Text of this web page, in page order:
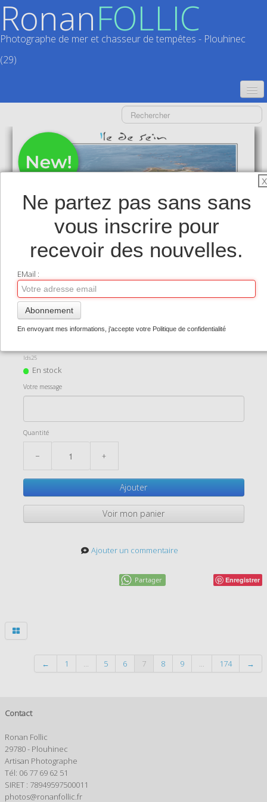
RonanFOLLIC
Photographe de mer et chasseur de tempêtes - Plouhinec
(29)
CATALOGUES
CALENDRIERS▼
LIVRES▼
TIRAGES SUPPORTS HAUT DE GAMME
CONTACT
0
L'Ile de Sein vue du Ciel 2
Ids25
En stock
Votre message
Quantité
− +
Ajouter
Voir mon panier
Ajouter un commentaire
Enregistrer
Partager
← 1 ... 5 6 7 8 9 ... 174 →
Contact
Ronan Follic
29780 - Plouhinec
Artisan Photographe
Tél: 06 77 69 62 51
SIRET : 78949597500011
photos@ronanfollic.fr
X
Ne partez pas sans sans
vous inscrire pour
recevoir des nouvelles.
EMail :
Abonnement
En envoyant mes informations, j'accepte votre Politique de confidentialité